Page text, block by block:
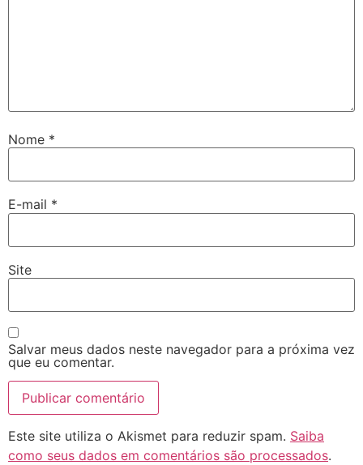
Nome *
E-mail *
Site
Salvar meus dados neste navegador para a próxima vez
que eu comentar.
Este site utiliza o Akismet para reduzir spam. Saiba
como seus dados em comentários são processados.